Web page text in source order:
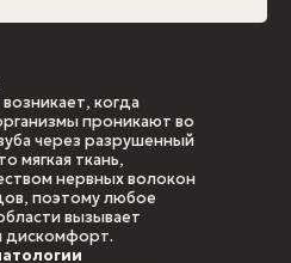
когда
проникают во
через разрушенный
мягкая ткань,
нервных волокон
поэтому любое
вызывает
дискомфорт.